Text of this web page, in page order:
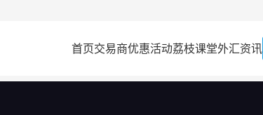
首页交易商优惠活动荔枝课堂外汇资讯